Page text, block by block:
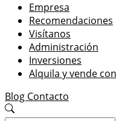
Empresa
Recomendaciones
Visítanos
Administración
Inversiones
Alquila y vende con
Blog Contacto